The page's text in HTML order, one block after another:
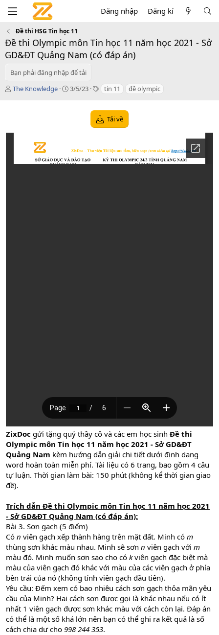
Đăng nhập Đăng kí
Đề thi HSG Tin học 11
Đề thi Olympic môn Tin học 11 năm học 2021 - Sở
GD&ĐT Quảng Nam (có đáp án)
Bạn phải đăng nhập để tải
T
ả
The Knowledge
C
n
d
3/5/23
T
s
tin 11 đề olympic
Tải về
ZixDoc gửi tặng quý thầy cô và các em học sinh Đề thi
Olympic môn Tin học 11 năm học 2021 - Sở GD&ĐT
Quảng Nam kèm hướng dẫn giải chi tiết dưới định dạng
word hoàn toàn miễn phí. Tài liệu có 6 trang, bao gồm 4 câu
tự luận. Thời gian làm bài: 150 phút (không kể thời gian giao
đề).
Trích dẫn Đề thi Olympic môn Tin học 11 năm học 2021
- Sở GD&ĐT Quảng Nam (có đáp án):
Bài 3. Sơn gạch (5 điểm)
Có n viên gạch xếp thành hàng trên mặt đất. Minh có m
thùng sơn khác màu nhau. Minh sẽ sơn n viên gạch với m
màu đó. Minh muốn sơn sao cho có kviên gạch đặc biệt mà
màu của viên gạch đó khác với màu của các viên gạch ở phía
bên trái của nó (không tính viên gạch đầu tiên).
Yêu cầu: Đếm xem có bao nhiêu cách sơn gạch thỏa mãn yêu
cầu của Minh? Hai cách sơn được gọi là khác nhau nếu có ít
nhất 1 viên gạch được sơn khác màu với cách còn lại. Đáp án
có thể là một số khá lớn nên bạn có thể ghi ra kết quả là số
cách chia dư cho 998 244 353.